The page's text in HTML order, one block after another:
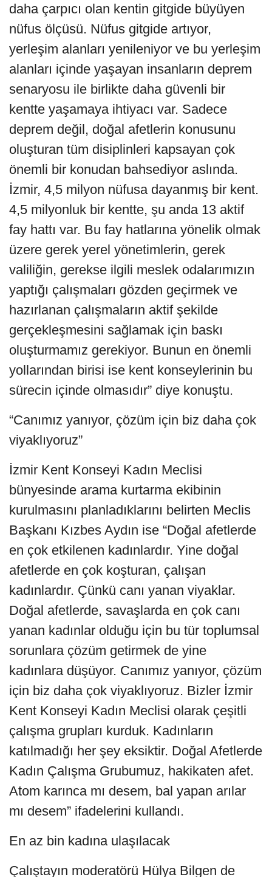
daha çarpıcı olan kentin gitgide büyüyen
nüfus ölçüsü. Nüfus gitgide artıyor,
yerleşim alanları yenileniyor ve bu yerleşim
alanları içinde yaşayan insanların deprem
senaryosu ile birlikte daha güvenli bir
kentte yaşamaya ihtiyacı var. Sadece
deprem değil, doğal afetlerin konusunu
oluşturan tüm disiplinleri kapsayan çok
önemli bir konudan bahsediyor aslında.
İzmir, 4,5 milyon nüfusa dayanmış bir kent.
4,5 milyonluk bir kentte, şu anda 13 aktif
fay hattı var. Bu fay hatlarına yönelik olmak
üzere gerek yerel yönetimlerin, gerek
valiliğin, gerekse ilgili meslek odalarımızın
yaptığı çalışmaları gözden geçirmek ve
hazırlanan çalışmaların aktif şekilde
gerçekleşmesini sağlamak için baskı
oluşturmamız gerekiyor. Bunun en önemli
yollarından birisi ise kent konseylerinin bu
sürecin içinde olmasıdır” diye konuştu.
“Canımız yanıyor, çözüm için biz daha çok
viyaklıyoruz”
İzmir Kent Konseyi Kadın Meclisi
bünyesinde arama kurtarma ekibinin
kurulmasını planladıklarını belirten Meclis
Başkanı Kızbes Aydın ise “Doğal afetlerde
en çok etkilenen kadınlardır. Yine doğal
afetlerde en çok koşturan, çalışan
kadınlardır. Çünkü canı yanan viyaklar.
Doğal afetlerde, savaşlarda en çok canı
yanan kadınlar olduğu için bu tür toplumsal
sorunlara çözüm getirmek de yine
kadınlara düşüyor. Canımız yanıyor, çözüm
için biz daha çok viyaklıyoruz. Bizler İzmir
Kent Konseyi Kadın Meclisi olarak çeşitli
çalışma grupları kurduk. Kadınların
katılmadığı her şey eksiktir. Doğal Afetlerde
Kadın Çalışma Grubumuz, hakikaten afet.
Atom karınca mı desem, bal yapan arılar
mı desem” ifadelerini kullandı.
En az bin kadına ulaşılacak
Çalıştayın moderatörü Hülya Bilgen de